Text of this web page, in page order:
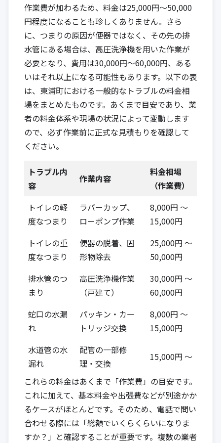
作業費が加わるため、料金は25,000円〜50,000
円程度になることも珍しくありません。さら
に、つまりの原因が便器ではなく、その先の排
水管にある場合は、高圧洗浄機を用いた作業が
必要となり、費用は30,000円〜60,000円、ある
いはそれ以上になる可能性もあります。以下の表
は、東浦町における一般的なトラブルの料金相
場をまとめたものです。あくまで目安であり、業
者の料金体系や現場の状況によって変動します
ので、必ず作業前に正式な見積もりを確認して
ください。
トラブル内
容
作業内容
料金相場
（作業費）
トイレの軽
度なつまり
ラバーカップ、
ローポンプ作業
8,000円 ～
15,000円
トイレの重
度なつまり
便器の脱着、固
形物除去
25,000円 ～
50,000円
排水管のつ
まり
高圧洗浄機作業
（戸建て）
30,000円 ～
60,000円
蛇口の水漏
れ
パッキン・カー
トリッジ交換
8,000円 ～
15,000円
水道管の水
漏れ
配管の一部修
理・交換
15,000円 ～
これらの料金はあくまで「作業費」の目安です。
これに加えて、基本料金や出張費などが別途かか
るケースがほとんどです。そのため、電話で問い
合わせる際には「総額でいくらくらいになりま
すか？」と確認することが重要です。複数の業者